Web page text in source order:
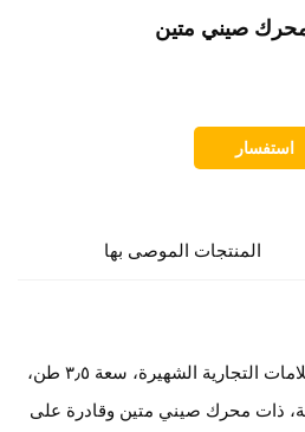
صيني متين
استفسار
المنتجات الموصى بها
الرافعة الشوكية ديزل من العلامات التجارية الشهيرة، سعة ٣٫٥ طن،
ذات محرك صيني متين وقادرة على